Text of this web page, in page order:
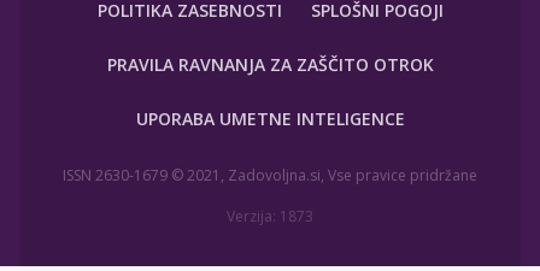
POLITIKA ZASEBNOSTI SPLOŠNI POGOJI
PRAVILA RAVNANJA ZA ZAŠČITO OTROK
UPORABA UMETNE INTELIGENCE
ISSN 2630-1679 © 2021, Zadovoljna.si, Vse pravice pridržane
Verzija: 1873